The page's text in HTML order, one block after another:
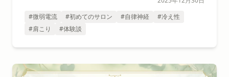
#微弱電流
#初めてのサロン #自律神経
#冷え性
#肩こり
#体験談